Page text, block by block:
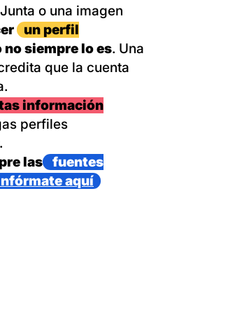
o una imagen
un perfil
no siempre lo es. Una
que la cuenta
información
perfiles
las
fuentes
aquí